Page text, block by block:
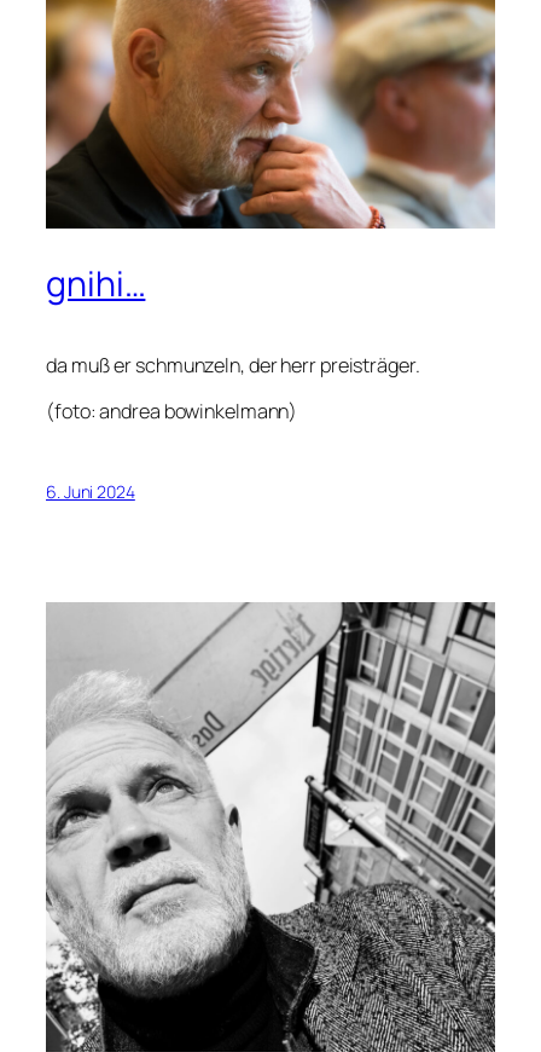
gnihi…
da muß er schmunzeln, der herr preisträger.
(foto: andrea bowinkelmann)
6. Juni 2024